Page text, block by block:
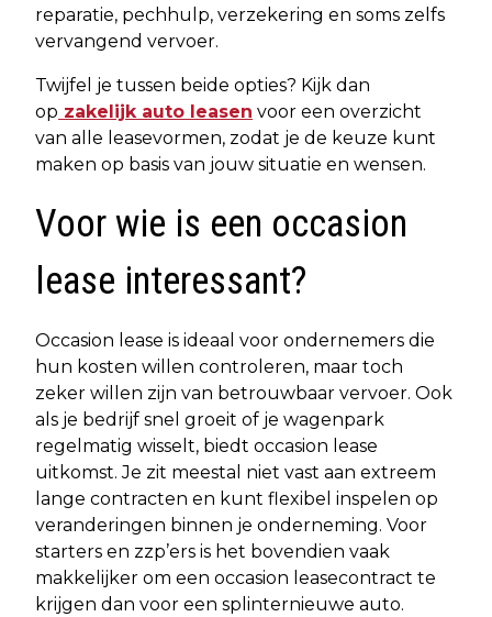
reparatie, pechhulp, verzekering en soms zelfs
vervangend vervoer.
Twijfel je tussen beide opties? Kijk dan
op zakelijk auto leasen voor een overzicht
van alle leasevormen, zodat je de keuze kunt
maken op basis van jouw situatie en wensen.
Voor wie is een occasion
lease interessant?
Occasion lease is ideaal voor ondernemers die
hun kosten willen controleren, maar toch
zeker willen zijn van betrouwbaar vervoer. Ook
als je bedrijf snel groeit of je wagenpark
regelmatig wisselt, biedt occasion lease
uitkomst. Je zit meestal niet vast aan extreem
lange contracten en kunt flexibel inspelen op
veranderingen binnen je onderneming. Voor
starters en zzp’ers is het bovendien vaak
makkelijker om een occasion leasecontract te
krijgen dan voor een splinternieuwe auto.